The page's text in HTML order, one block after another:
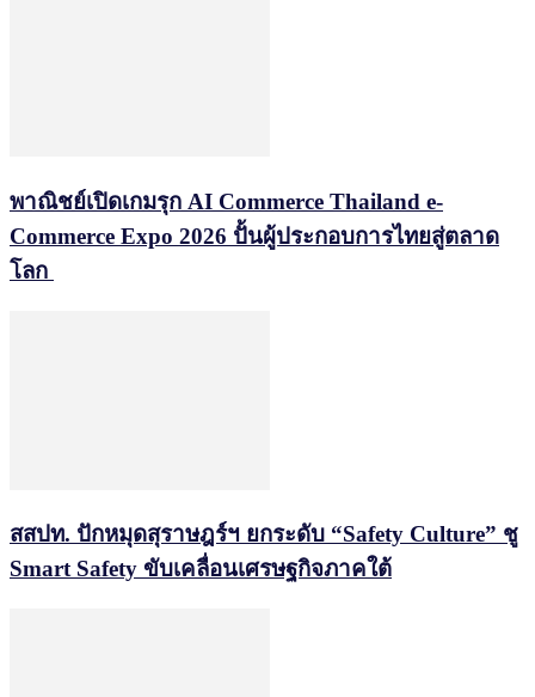
พาณิชย์เปิดเกมรุก AI Commerce Thailand e-
Commerce Expo 2026 ปั้นผู้ประกอบการไทยสู่ตลาด
โลก
สสปท. ปักหมุดสุราษฎร์ฯ ยกระดับ “Safety Culture” ชู
Smart Safety ขับเคลื่อนเศรษฐกิจภาคใต้